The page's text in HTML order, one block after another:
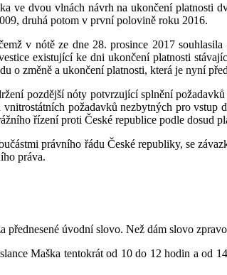
ve dvou vlnách návrh na ukončení platnosti
druhá potom v první polovině roku 2016.
v nótě ze dne 28. prosince 2017
existující ke dni ukončení platnosti
o změně a ukončení platnosti, která je nyní
pozdější nóty potvrzující splnění
požadavků nezbytných pro
řízení proti České republice podle dosud
právního řádu České republiky, se
práva.
úvodní slovo. Než dám slovo
Maška tentokrát od 10 do 12 hodin a od